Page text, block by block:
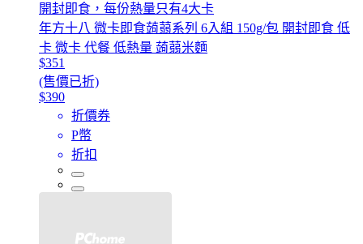
開封即食，每份熱量只有4大卡
年方十八 微卡即食蒟蒻系列 6入組 150g/包 開封即食 低
卡 微卡 代餐 低熱量 蒟蒻米麵
$351
(售價已折)
$390
折價券
P幣
折扣